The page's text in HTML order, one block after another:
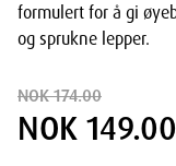
formulert for å gi
og sprukne lepper.
NOK 174.00
NOK 149.00